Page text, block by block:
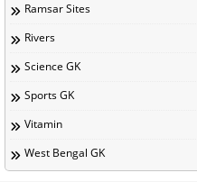
Ramsar Sites
Rivers
Science GK
Sports GK
Vitamin
West Bengal GK